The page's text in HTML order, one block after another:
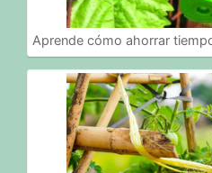
Aprende cómo ahorrar